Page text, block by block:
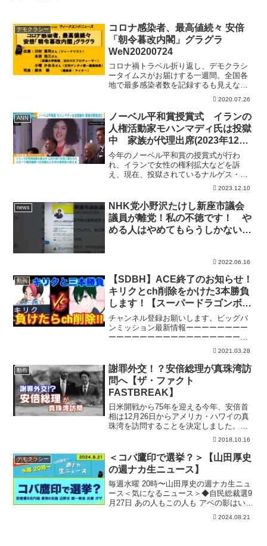
デモクラシー
コロナ感染者、最高値続々 安倍
「朝令暮改内閣」グラグラ
WeN20200724
コロナ禍トラベル折り返し、デモクラシ
ータイムスがお届けする一週間。全国各
地で最多感染者数を記録するも見えない
現状五里霧中政権、対策・政策どころか
総理自身が霧の中深まる米中の亀裂出演
は 川村 晃司さん（ジャーナリス
ト） 永田 浩三さん（...
2020.07.26
ANN
ノーベル平和賞授賞式 イランの
人権活動家モハンマディ氏は投獄
中 家族が代理出席(2023年12月
10日)
今年のノーベル平和賞の授賞式が行わ
れ、イランで女性の権利拡大などを訴
え、現在、投獄されているナルゲス・モ
ハンマディ氏（51）の家族が出席しまし
た。 ノルウェーの首都オスロで10日、
ノーベル平和賞の授賞式が開かれ、フラ
ンスに亡命したモハンマデ...
2023.12.10
news
NHK党小野沢たけし新座市議会
議員が離党！私の不徳です！ や
める人はやめてもらうしかないの
2022.06.16
動画
【SDBH】ACE終了のお知らせ！
キリクとch削除をかけた3本勝負
します！【スーパードラゴンボー
ルヒーローズ バトスタ】
チャンネル登録お願いします。ビッグバ
ンミッション最新情報ーーーーーーーー
ーーーーーーーーーーーーーーーーーー
【SDBH】はぁ？バトスタ撮影しに行っ
たらSECビルスが捨てられていた！【ス
ーパードラゴンボールヒーローズ 捨て
られていた】【SDB...
2021.03.28
動画
謝罪外交！？安倍総理が真珠湾訪
問へ【ザ・ファクト
FASTBREAK】
日米開戦から75年を迎える今年、安倍首
相は12月26日からアメリカ・ハワイの真
珠湾を訪問することを決定しました。な
ぜ、このタイミングで安倍首相は真珠湾
を読み解くとともに、安倍首相が取るべ
き姿勢を指摘...
2018.10.16
デモクラシー
＜コバ鷹印で選挙？＞【山田厚史
の週ナカ生ニュース】
毎週水曜 20時〜山田厚史の週ナカ生ニュ
ース＜気になるニュース＞◆自民総裁選9
月27日 あの人もこの人も アベの影はいま
も◆概算要求 防衛費8兆超、国債費過去
最大28兆 金利2.1% ◆六ヶ所村再処理施
2024.08.21